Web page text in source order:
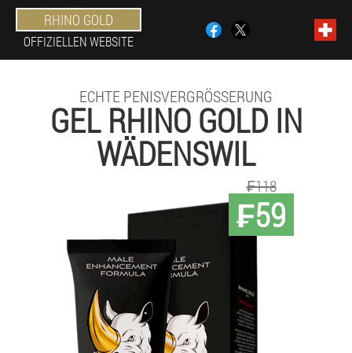
RHINO GOLD
OFFIZIELLEN WEBSITE
ECHTE PENISVERGRÖSSERUNG
GEL RHINO GOLD IN
WÄDENSWIL
₣59
₣118